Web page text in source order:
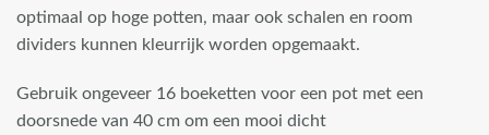
optimaal op hoge potten, maar ook schalen en room
dividers kunnen kleurrijk worden opgemaakt.
Gebruik ongeveer 16 boeketten voor een pot met een
doorsnede van 40 cm om een mooi dicht